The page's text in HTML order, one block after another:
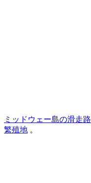
ミッドウェー島の滑走路
繁殖地 。